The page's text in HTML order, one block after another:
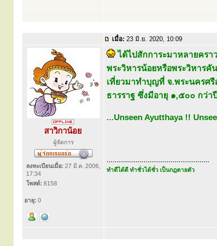
เมื่อ: 23 มิ.ย. 2020, 10:09
สาวิกาน้อย
ผู้จัดการ
ลงทะเบียนเมื่อ: 27 มี.ค. 2006,
17:34
โพสต์: 8158
อายุ: 0
ได้ไปสักการะมาหลายคร
พระวิหารน้อยหรือพระวิหาร
เที่ยวมาทำบุญที่ จ.พระนครศ
ธารราฐ ซึ่งมีอายุ ๑,๕๐๐ กว่า
...Unseen Ayutthaya !!
.....................................................
ทำดีได้ดี ทำชั่วได้ชั่ว เป็นกฎตายตัว